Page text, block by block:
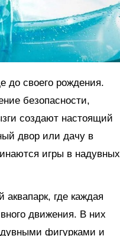
до своего рождения.
безопасности,
создают настоящий
двор или дачу в
игры в надувных
где каждая
движения. В них
фигурками и